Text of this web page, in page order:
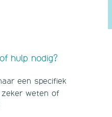
hulp nodig?
een specifiek
weten of